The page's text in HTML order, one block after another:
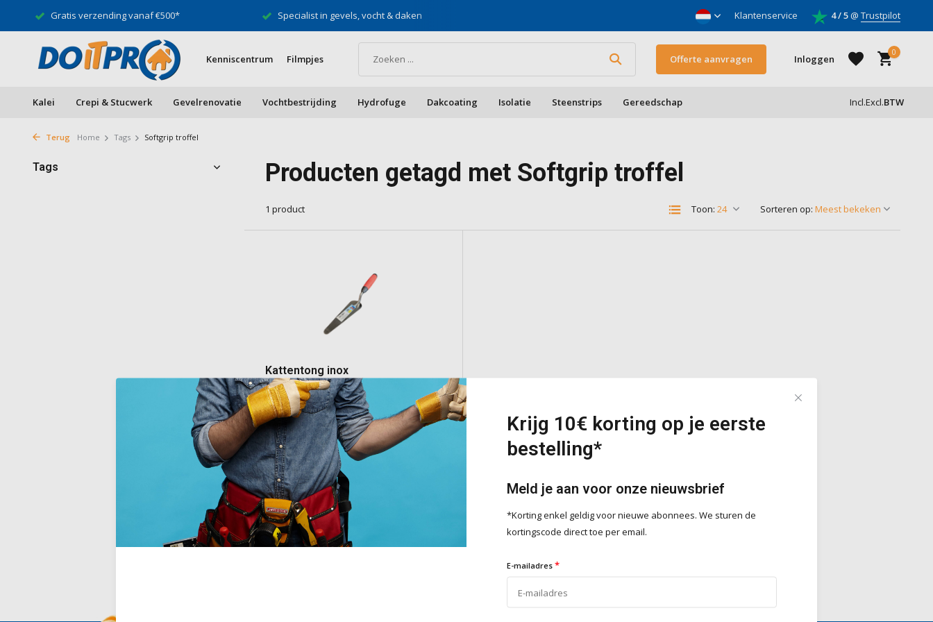
Gratis verzending vanaf €500* Specialist in gevels, vocht & daken Klantenservice 4 / 5@ Trustpilot
Kenniscentrum Filmpjes Offerte aanvragen Inloggen
0
Kalei Crepi & Stucwerk Gevelrenovatie Vochtbestrijding Hydrofuge Dakcoating Isolatie Steenstrips Gereedschap Incl.Excl.BTW
Terug Home Tags Softgrip troffel
Tags Producten getagd met Softgrip troffel
1 product Toon: Sorteren op:
Kattentong inox
Troffel met roestvrijstalen blad en een
comfortabele softgrip handvat. Compacte
vorm waardoor het gereedschap een
uitstekende flexibiliteit en duurzaamheid biedt
voor pleister- en bouwwerkzaamheden.
Deliverytime
€11,70
Incl. BTW
Toevoegen
Krijg 10€ korting op je eerste
bestelling*
Meld je aan voor onze nieuwsbrief
*Korting enkel geldig voor nieuwe abonnees. We sturen de
kortingscode direct toe per email.
E-mailadres *